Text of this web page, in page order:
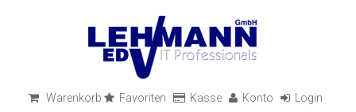
Warenkorb Favoriten Kasse Konto Login